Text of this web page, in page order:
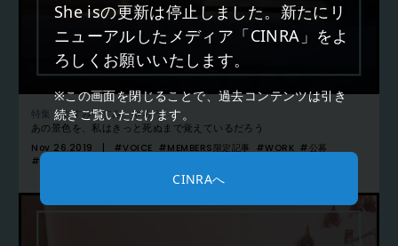
She isの更新は停止しました。新たにリ
ニューアルしたメディア「CINRA」をよ
ろしくお願いいたします。
※この画面を閉じることで、過去コンテンツは引き
続きご覧いただけます。
CINRAへ
特集：やすみやすみ、やろう
あの景色を、私はきっと死ぬまで覚えているだろう
Nov 26.2019
#VOICE #MEMBERS限定記事 #WORK #公募
#VOICE